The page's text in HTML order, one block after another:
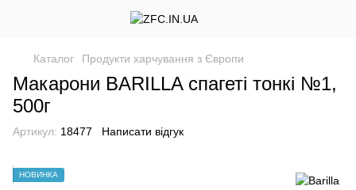
Каталог Продукти харчування з Європи
Макарони BARILLA спагеті тонкі №1,
500г
Артикул: 18477 Написати відгук
НОВИНКА